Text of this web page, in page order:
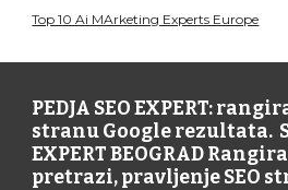
Top 10 Ai MArketing Experts Europe
PEDJA SEO EXPERT:
stranu Google rezultata.
EXPERT BEOGRAD
pretrazi, pravljenje SEO